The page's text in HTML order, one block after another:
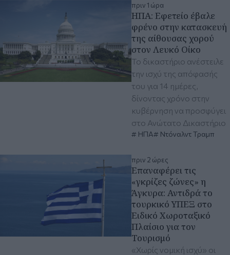
πριν 1 ώρα
ΗΠΑ: Εφετείο έβαλε
φρένο στην κατασκευή
της αίθουσας χορού
στον Λευκό Οίκο
Το δικαστήριο ανέστειλε
την ισχύ της απόφασής
του για 14 ημέρες,
δίνοντας χρόνο στην
κυβέρνηση να προσφύγει
στο Ανώτατο Δικαστήριο
ΗΠΑ Ντόναλντ Τραμπ
πριν 2 ώρες
Επαναφέρει τις
«γκρίζες ζώνες» η
Άγκυρα: Αντιδρά το
τουρκικό ΥΠΕΞ στο
Ειδικό Χωροταξικό
Πλαίσιο για τον
Τουρισμό
«Χωρίς νομική ισχύ» οι